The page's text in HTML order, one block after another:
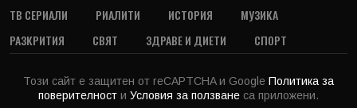
ТВ СЕРИАЛИ
РИАЛИТИ ИСТОРИЯ
МУЗИКА
РАЗКРИТИЯ
СВЯТ ЗДРАВЕ И ДИЕТИ СПОРТ
Този сайт е защитен от reCAPTCHA и Google Политика за
поверителност и Условия за ползване са приложени.